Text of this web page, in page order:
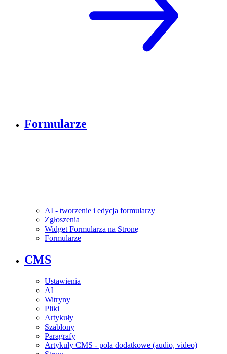
Formularze
AI - tworzenie i edycja formularzy
Zgłoszenia
Widget Formularza na Stronę
Formularze
CMS
Ustawienia
AI
Witryny
Pliki
Artykuły
Szablony
Paragrafy
Artykuły CMS - pola dodatkowe (audio, video)